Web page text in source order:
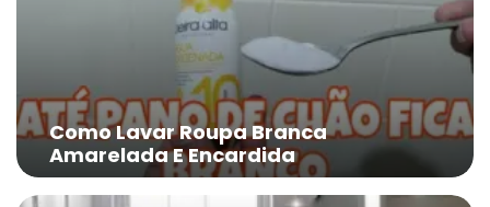
Como Lavar Roupa Branca
Amarelada E Encardida